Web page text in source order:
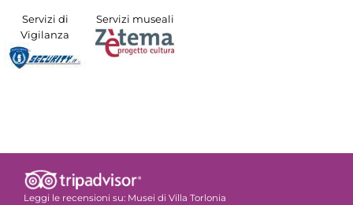
Servizi di
Vigilanza
Servizi museali
Leggi le recensioni su: Musei di Villa Torlonia